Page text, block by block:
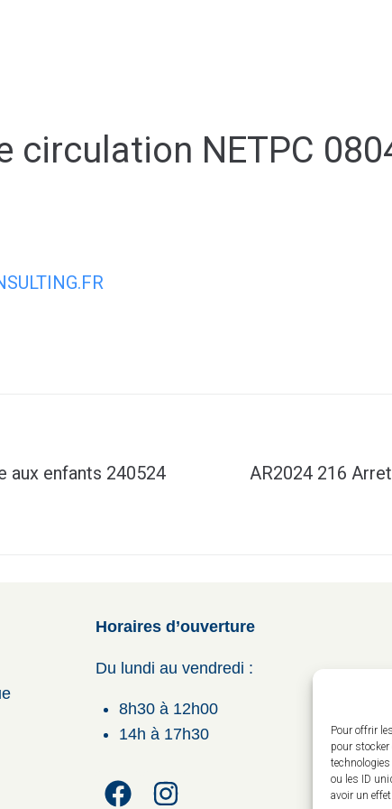
Pour offrir
pour
ou les ID
avoir un
circulation NETPC
aux enfants 240524
AR2024 216
Horaires d’ouverture
Du lundi au vendredi :
8h30 à 12h00
14h à 17h30